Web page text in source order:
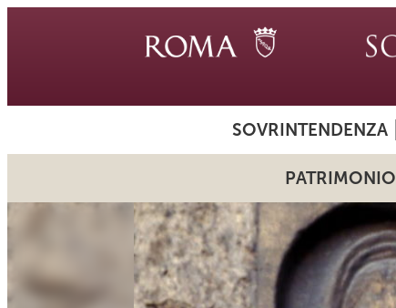
SOVRINTENDENZA
PATRIMONIO